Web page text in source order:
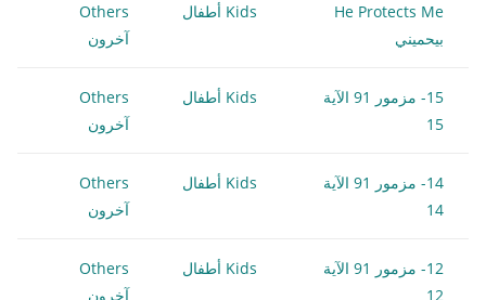
He Protects Me
بيحميني
Kids أطفال
Others
آخرون
15- مزمور 91 الآية
15
Kids أطفال
Others
آخرون
14- مزمور 91 الآية
14
Kids أطفال
Others
آخرون
12- مزمور 91 الآية
12
Kids أطفال
Others
آخرون